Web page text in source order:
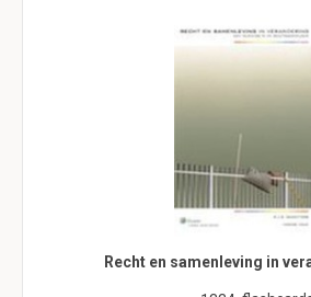
Recht en samenleving in